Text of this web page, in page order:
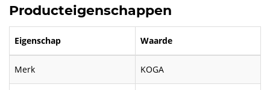
Producteigenschappen
Eigenschap Waarde
Merk KOGA